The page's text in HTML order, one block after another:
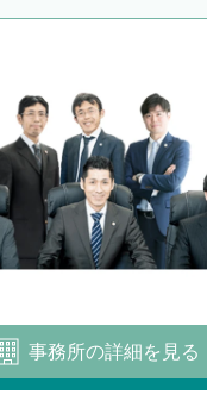
事務所の詳細を見る